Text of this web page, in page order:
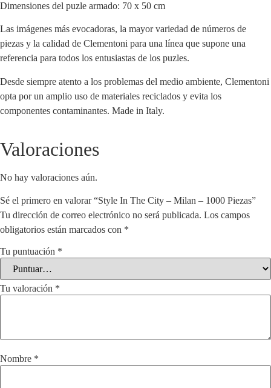
Dimensiones del puzle armado: 70 x 50 cm
Las imágenes más evocadoras, la mayor variedad de números de
piezas y la calidad de Clementoni para una línea que supone una
referencia para todos los entusiastas de los puzles.
Desde siempre atento a los problemas del medio ambiente, Clementoni
opta por un amplio uso de materiales reciclados y evita los
componentes contaminantes. Made in Italy.
Valoraciones
No hay valoraciones aún.
Sé el primero en valorar “Style In The City – Milan – 1000 Piezas”
Tu dirección de correo electrónico no será publicada. Los campos
obligatorios están marcados con *
Tu puntuación *
Tu valoración *
Nombre *